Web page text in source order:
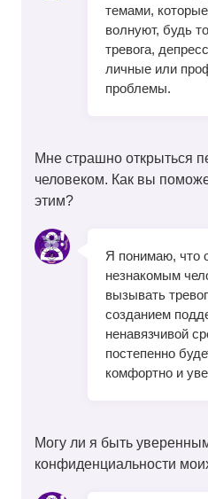
темами,
волнуют, будь
тревога,
личные или
проблемы.
Мне страшно открыться
человеком. Как вы
этим?
Я понимаю, что
незнакомым
вызывать
созданием
ненавязчивой
постепенно
комфортно и
Могу ли я быть
конфиденциальности